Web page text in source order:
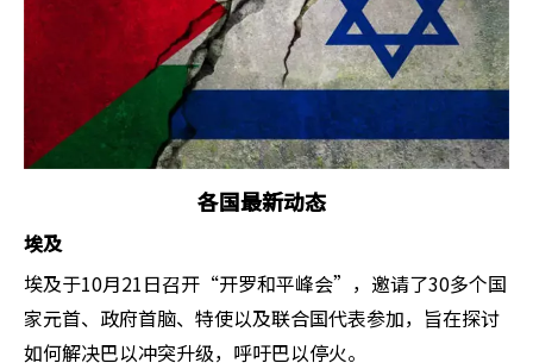
各国最新动态
埃及
埃及于10月21日召开“开罗和平峰会”，邀请了30多个国
家元首、政府首脑、特使以及联合国代表参加，旨在探讨
如何解决巴以冲突升级，呼吁巴以停火。